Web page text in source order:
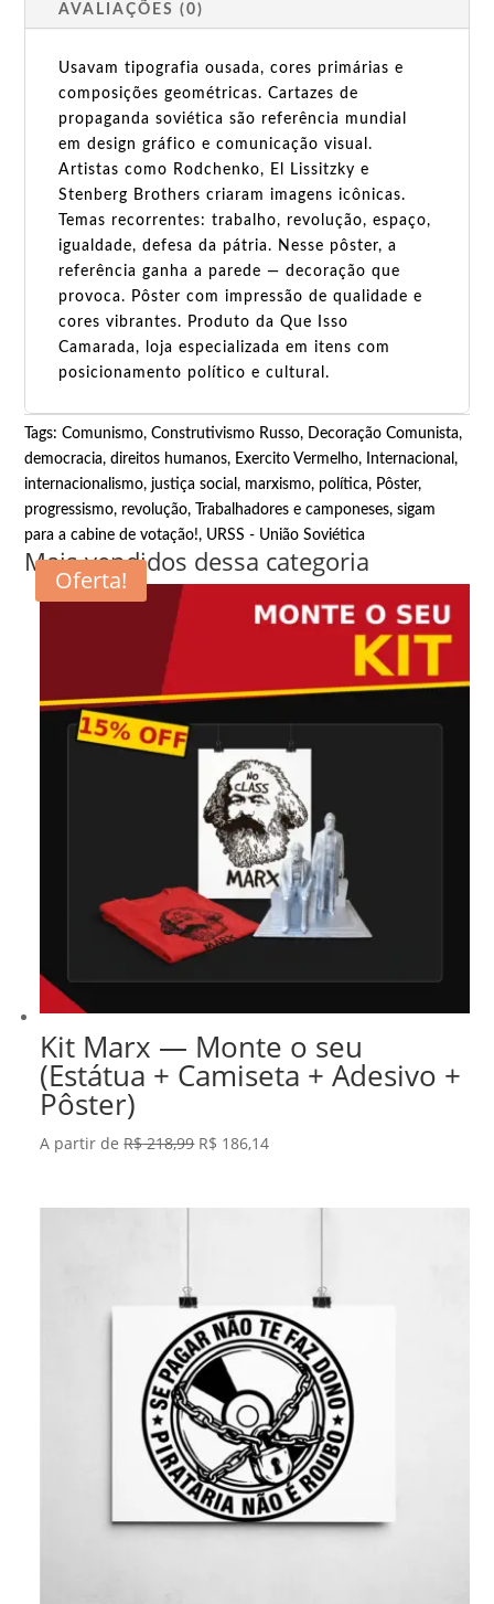
AVALIAÇÕES (0)
Usavam tipografia ousada, cores primárias e
composições geométricas. Cartazes de
propaganda soviética são referência mundial
em design gráfico e comunicação visual.
Artistas como Rodchenko, El Lissitzky e
Stenberg Brothers criaram imagens icônicas.
Temas recorrentes: trabalho, revolução, espaço,
igualdade, defesa da pátria. Nesse pôster, a
referência ganha a parede — decoração que
provoca. Pôster com impressão de qualidade e
cores vibrantes. Produto da Que Isso
Camarada, loja especializada em itens com
posicionamento político e cultural.
Tags:Comunismo,Construtivismo Russo, Decoração Comunista,
democracia,direitos humanos, Exercito Vermelho, Internacional,
internacionalismo,justiça social, marxismo, política, Pôster,
progressismo, revolução,Trabalhadores e camponeses, sigam
para a cabine de votação!, URSS - União Soviética
Mais vendidos dessa categoria
Oferta!
Kit Marx — Monte o seu
(Estátua + Camiseta + Adesivo +
Pôster)
A partir deR$218,99 O
R$ 186,14O